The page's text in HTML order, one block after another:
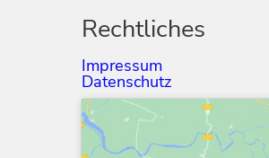
Rechtliches
Impressum
Datenschutz